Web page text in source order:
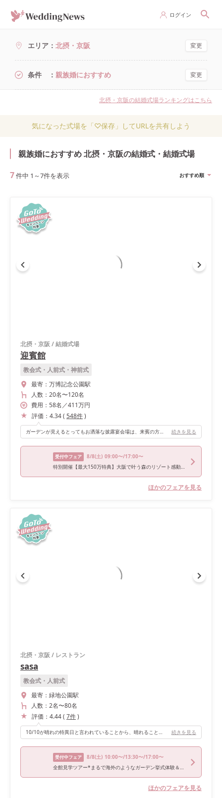
ログイン
エリア 北摂・京阪 変更
条件 親族婚におすすめ 変更
北摂・京阪の結婚式場ランキングはこちら
気になった式場を「♡保存」してURLを共有しよう
親族婚におすすめ 北摂・京阪の結婚式・結婚式場
7件中 1 ～7件を表示 おすすめ順
北摂・京阪 /結婚式場
迎賓館
教会式・人前式・神前式
最寄： 万博記念公園駅
人数： 20名〜120名
費用： 58名 ／411万円
評価： 4.34( 548件)
ガーデンが見えるとってもお洒落な披露宴会場は、来賓の方にも好評でした！ 続きを見る
受付中フェア 8/8(土) 09:00〜/17:00〜
特別開催【最大150万特典】大阪で叶う森のリゾート感動挙式×絶品4万フルコース試食×全館見学ツアー
ほかのフェアを見る
北摂・京阪 / レストラン
sasa
教会式・人前式
最寄： 緑地公園駅
人数： 2名〜80名
評価： 4.44( 7件)
10/10が晴れの特異日と言われていることから、晴れることを信じて披露宴も別のエリアに移動しガーデンで行いました。 sasaでは室内やテラス、ガーデンと希望や気候に合わせて挙式も披露宴も場所を選ぶことができるのも魅力の一つです！ 続きを見る
受付中フェア 8/8(土) 10:00〜/13:30〜/17:00〜
全館見学ツアー*まるで海外のようなガーデン挙式体験＆無料試食
ほかのフェアを見る